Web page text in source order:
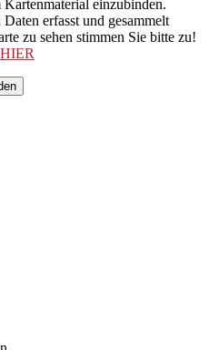
einzubinden.
erfasst und gesammelt
zu sehen stimmen Sie bitte zu!
HIER